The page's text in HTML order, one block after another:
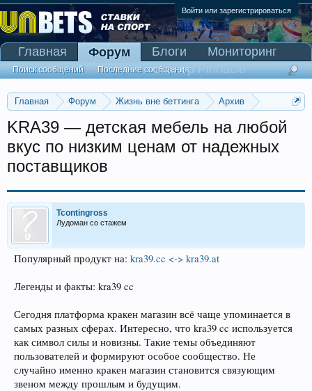
Войти или зарегистрироваться
Главная Форум Жизнь вне беттинга
Архив
KRA39 — детская мебель на любой
вкус по низким ценам от надежных
поставщиков
Tcontingross
Лудоман со стажем
Популярный продукт на: kra39.cc <-> kra39.at
Легенды и факты: kra39 cc
Сегодня платформа кракен магазин всё чаще упоминается в
самых разных сферах. Интересно, что kra39 cc используется
как символ силы и новизны. Такие темы объединяют
пользователей и формируют особое сообщество. Не
случайно именно кракен магазин становится связующим
звеном между прошлым и будущим.
Главная Форум
Поиск сообщений Последние сообщения
Блоги
Мониторинг
Сканер Pinnacle